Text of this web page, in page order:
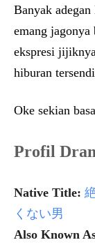
Banyak
emang
ekspresi
hiburan
Oke sekian
Profil
Native Title:
くない男
Also Known